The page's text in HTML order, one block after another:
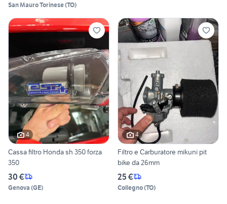
San Mauro Torinese(TO)
4
Cassa filtro Honda sh 350 forza
350
30 €
Genova (GE)
4
Filtro e Carburatore mikuni pit
bike da 26mm
25 €
Collegno(TO)